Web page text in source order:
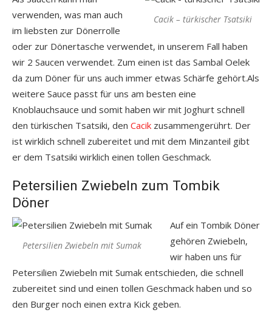
Cacik – türkischer Tsatsiki
verwenden, was man auch
im liebsten zur Dönerrolle
oder zur Dönertasche verwendet, in unserem Fall haben
wir 2 Saucen verwendet. Zum einen ist das Sambal Oelek
da zum Döner für uns auch immer etwas Schärfe gehört.Als
weitere Sauce passt für uns am besten eine
Knoblauchsauce und somit haben wir mit Joghurt schnell
den türkischen Tsatsiki, den Cacik zusammengerührt. Der
ist wirklich schnell zubereitet und mit dem Minzanteil gibt
er dem Tsatsiki wirklich einen tollen Geschmack.
Petersilien Zwiebeln zum Tombik
Döner
Petersilien Zwiebeln mit Sumak
Auf ein Tombik Döner
gehören Zwiebeln,
wir haben uns für
Petersilien Zwiebeln mit Sumak entschieden, die schnell
zubereitet sind und einen tollen Geschmack haben und so
den Burger noch einen extra Kick geben.